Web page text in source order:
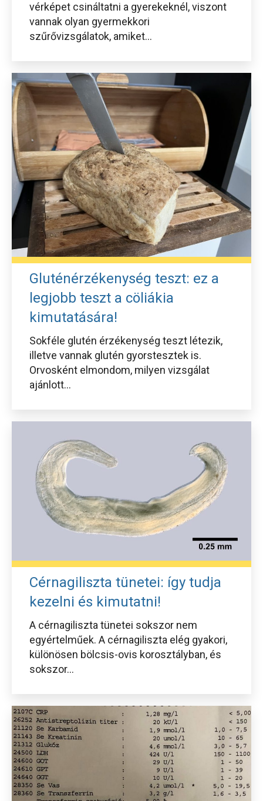
vérképet csináltatni a gyerekeknél, viszont
vannak olyan gyermekkori
szűrővizsgálatok, amiket...
Gluténérzékenység teszt: ez a
legjobb teszt a cöliákia
kimutatására!
Sokféle glutén érzékenység teszt létezik,
illetve vannak glutén gyorstesztek is.
Orvosként elmondom, milyen vizsgálat
ajánlott...
Cérnagiliszta tünetei: így tudja
kezelni és kimutatni!
A cérnagiliszta tünetei sokszor nem
egyértelműek. A cérnagiliszta elég gyakori,
különösen bölcsis-ovis korosztályban, és
sokszor...